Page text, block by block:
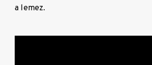
a lemez.